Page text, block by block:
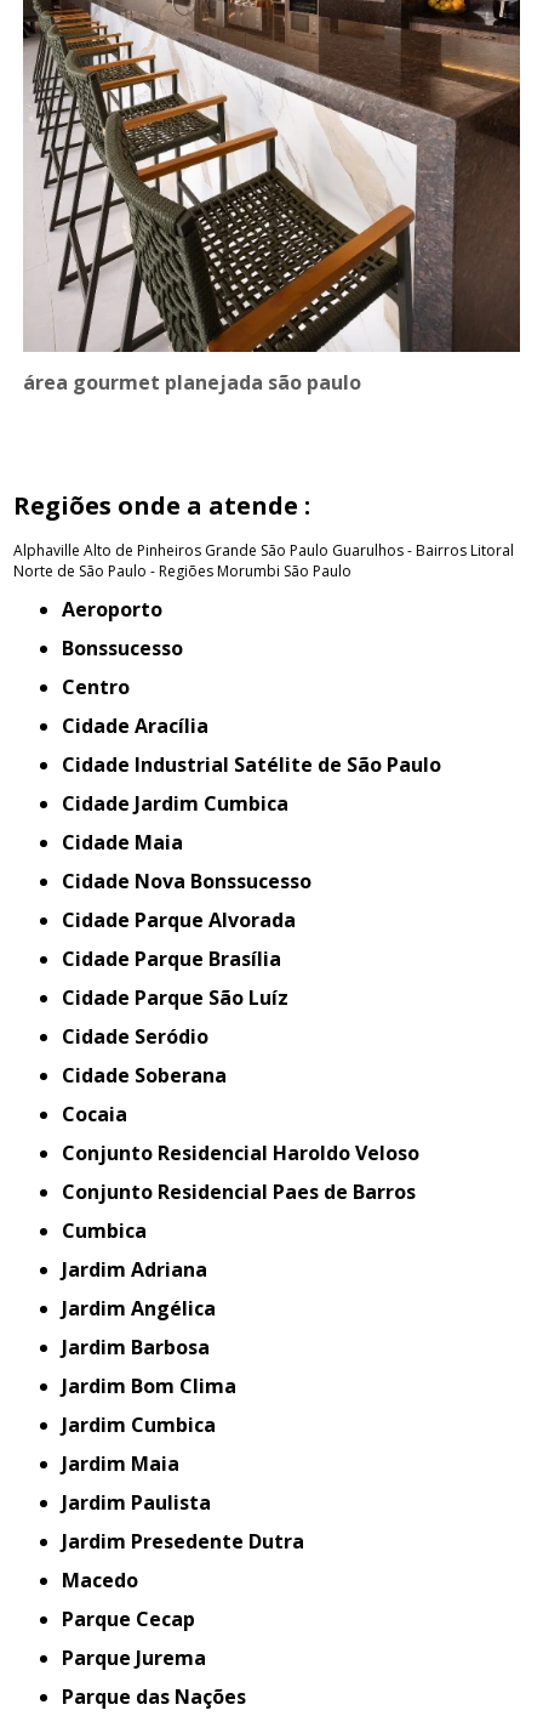
área gourmet planejada são paulo
Regiões onde a atende :
Alphaville Alto de Pinheiros Grande São Paulo Guarulhos - BairrosLitoral
Norte de São Paulo - RegiõesMorumbi São Paulo
Aeroporto
Bonssucesso
Centro
Cidade Aracília
Cidade Industrial Satélite de São Paulo
Cidade Jardim Cumbica
Cidade Maia
Cidade Nova Bonssucesso
Cidade Parque Alvorada
Cidade Parque Brasília
Cidade Parque São Luíz
Cidade Seródio
Cidade Soberana
Cocaia
Conjunto Residencial Haroldo Veloso
Conjunto Residencial Paes de Barros
Cumbica
Jardim Adriana
Jardim Angélica
Jardim Barbosa
Jardim Bom Clima
Jardim Cumbica
Jardim Maia
Jardim Paulista
Jardim Presedente Dutra
Macedo
Parque Cecap
Parque Jurema
Parque das Nações